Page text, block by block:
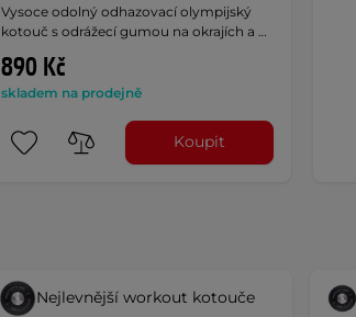
Vysoce odolný odhazovací olympijský
kotouč s odrážecí gumou na okrajích a …
890 Kč
skladem na prodejně
Koupit
Nejlevnější workout kotouče